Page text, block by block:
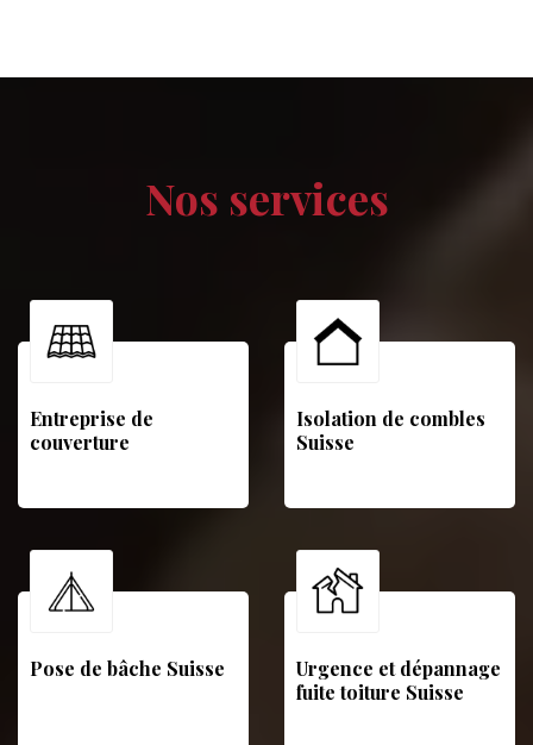
Nos services
Entreprise de
couverture
Isolation de combles
Suisse
Pose de bâche Suisse
Urgence et dépannage
fuite toiture Suisse